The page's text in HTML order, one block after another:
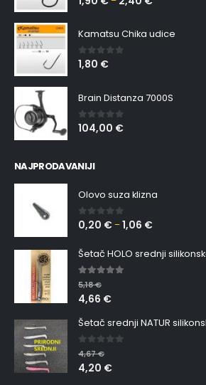
Kamatsu Chika udice
0 out of 5
1,80 €
Brain Distanza 7000S
0out of 5
104,00 €
NAJPRODAVANIJI
Olovo suza klizna
0 out of 5
0,20 € –1,06 €
5.00out of 5
5,18€
4,66 €
0 out of 5
4,67€
4,20 €